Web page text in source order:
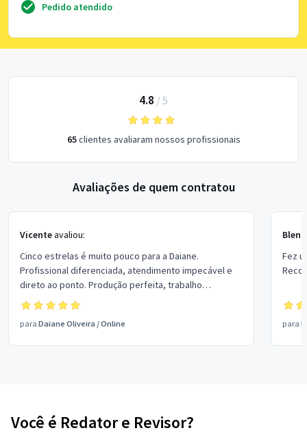
Pedido atendido
4.8 / 5
65clientes avaliaram nossos profissionais
Avaliações de quem contratou
Vicenteavaliou:
Cinco estrelas é muito pouco para a Daiane.
Profissional diferenciada, atendimento impecável e
direto ao ponto. Produção perfeita, trabalho
aprovado. 100% recomendada!
para Daiane Oliveira /Online
Fez
para
Você é Redator e Revisor?